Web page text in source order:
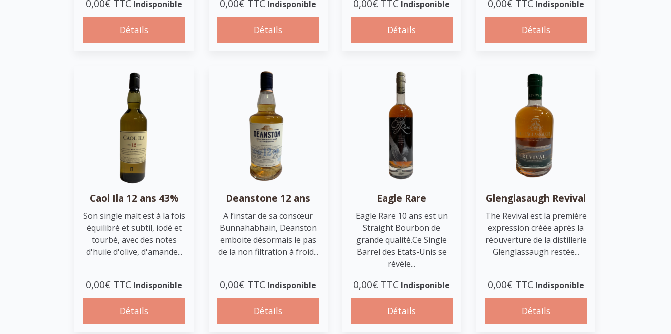
0,00€ TTC Indisponible
Détails
0,00€ TTC Indisponible
Détails
0,00€ TTC Indisponible
Détails
0,00€ TTC Indisponible
Détails
Caol Ila 12 ans 43%
Son single malt est à la fois
équilibré et subtil, iodé et
tourbé, avec des notes
d'huile d'olive, d'amande...
0,00€ TTC Indisponible
Détails
Deanstone 12 ans
A l’instar de sa consœur
Bunnahabhain, Deanston
emboite désormais le pas
de la non filtration à froid...
0,00€ TTC Indisponible
Détails
Eagle Rare
Eagle Rare 10 ans est un
Straight Bourbon de
grande qualité.Ce Single
Barrel des Etats-Unis se
révèle...
0,00€ TTC Indisponible
Détails
Glenglasaugh Revival
The Revival est la première
expression créée après la
réouverture de la distillerie
Glenglassaugh restée...
0,00€ TTC Indisponible
Détails